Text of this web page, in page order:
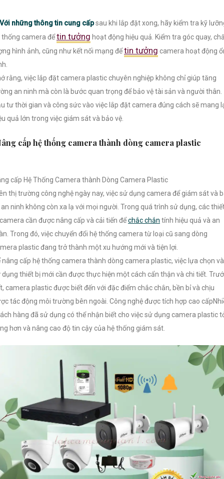
Với những thông tin cung cấpsau khi lắp đặt xong, hãy kiểm tra kỹ
thống camera đểtin tưởng hoạt động hiệu quả. Kiểm tra góc quay,
hình ảnh, cũng như kết nối mạng đểtin tưởng camera hoạt động
rằng, việc lắp đặt camera plastic chuyên nghiệp không chỉ giúp tăng
an ninh mà còn là bước quan trọng để bảo vệ tài sản và người thân.
tư thời gian và công sức vào việc lắp đặt camera đúng cách sẽ mang
quả lớn trong việc giám sát và bảo vệ.
cấp hệ thống camera thành dòng camera plastic
cấp Hệ Thống Camera thành Dòng Camera Plastic
thị trường công nghệ ngày nay, việc sử dụng camera để giám sát và
an ninh không còn xa lạ với mọi người. Trong quá trình sử dụng, các
cần được nâng cấp và cải tiến đểchắc chắn tính hiệu quả và an
Trong đó, việc chuyển đổi hệ thống camera từ loại cũ sang dòng
plastic đang trở thành một xu hướng mới và tiện lợi.
nâng cấp hệ thống camera thành dòng camera plastic, việc lựa chọn và
dụng thiết bị mới cần được thực hiện một cách cẩn thận và chi tiết.
camera plastic được biết đến với đặc điểm chắc chắn, bền bỉ và chịu
tác động môi trường bên ngoài. Công nghệ được tích hợp cao
hàng đã sử dụng có thể nhận biết cho việc sử dụng camera plastic
hơn và nâng cao độ tin cậy của hệ thống giám sát.